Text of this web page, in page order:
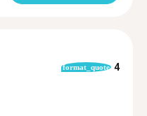
format_quote 4